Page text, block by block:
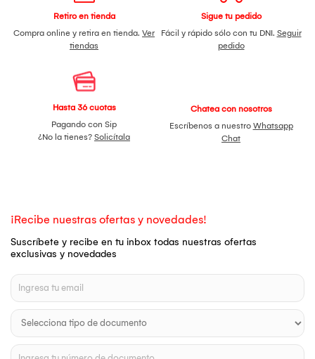
Retiro en tienda
Compra online y retira en tienda. Ver
tiendas
Sigue tu pedido
Fácil y rápido sólo con tu DNI. Seguir
pedido
Hasta 36 cuotas
Pagando con Sip
¿No la tienes? Solicítala
Chatea con nosotros
Escríbenos a nuestro Whatsapp
Chat
¡Recibe nuestras ofertas y novedades!
Suscríbete y recibe en tu inbox todas nuestras ofertas
exclusivas y novedades